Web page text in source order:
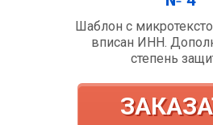
Шаблон с
вписан ИНН.
степень